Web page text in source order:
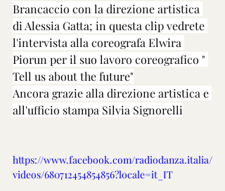
Brancaccio con la direzione artistica
di Alessia Gatta; in questa clip vedrete
l'intervista alla coreografa Elwira
Piorun per il suo lavoro coreografico "
Tell us about the future"
Ancora grazie alla direzione artistica e
all'ufficio stampa Silvia Signorelli
https://www.facebook.com/radiodanza.italia/
videos/680712454854856?locale=it_IT